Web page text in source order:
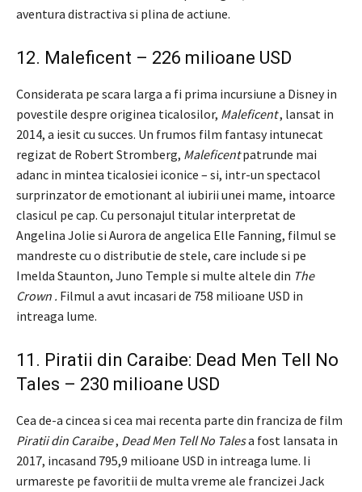
aventura distractiva si plina de actiune.
12. Maleficent – ​​226 milioane USD
Considerata pe scara larga a fi prima incursiune a Disney in
povestile despre originea ticalosilor, Maleficent, lansat in
2014, a iesit cu succes. Un frumos film fantasy intunecat
regizat de Robert Stromberg, Maleficentpatrunde mai
adanc in mintea ticalosiei iconice – si, intr-un spectacol
surprinzator de emotionant al iubirii unei mame, intoarce
clasicul pe cap. Cu personajul titular interpretat de
Angelina Jolie si Aurora de angelica Elle Fanning, filmul se
mandreste cu o distributie de stele, care include si pe
Imelda Staunton, Juno Temple si multe altele din The
Crown . Filmul a avut incasari de 758 milioane USD in
intreaga lume.
11. Piratii din Caraibe: Dead Men Tell No
Tales – 230 milioane USD
Cea de-a cincea si cea mai recenta parte din franciza de film
Piratii din Caraibe, Dead Men Tell No Talesa fost lansata in
2017, incasand 795,9 milioane USD in intreaga lume. Ii
urmareste pe favoritii de multa vreme ale francizei Jack